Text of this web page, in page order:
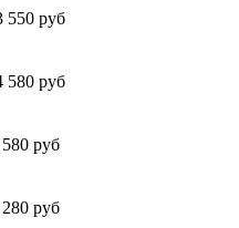
550 руб
580 руб
руб
280 руб